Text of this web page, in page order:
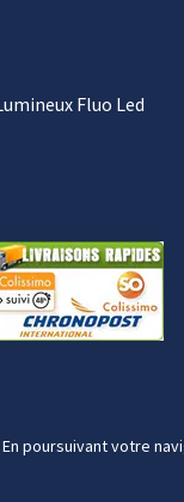
Fluo Led
En poursuivant votre